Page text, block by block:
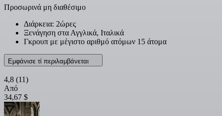
Προσωρινά μη διαθέσιμο
Διάρκεια: 2ώρες
Ξενάγηση στα Αγγλικά, Ιταλικά
Γκρουπ με μέγιστο αριθμό ατόμων 15 άτομα
Εμφάνισε τί περιλαμβάνεται
4,8 (11)
Από
34,67 $